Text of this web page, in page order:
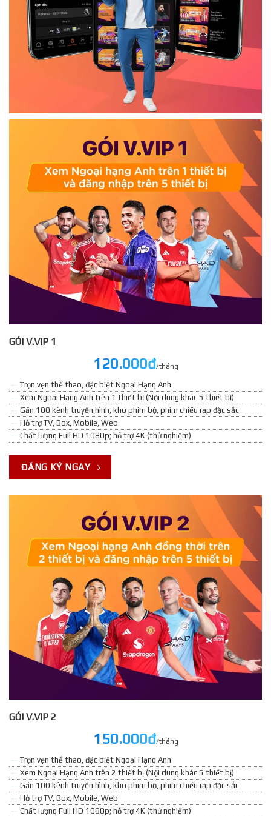
GÓI V.VIP 1
120.000đ/tháng
Trọn vẹn thể thao, đặc biệt Ngoại Hạng Anh
Xem Ngoại Hạng Anh trên 1 thiết bị (Nội dung khác 5 thiết bị)
Gần 100 kênh truyền hình, kho phim bộ, phim chiếu rạp đặc sắc
Hỗ trợ TV, Box, Mobile, Web
Chất lượng Full HD 1080p; hỗ trợ 4K (thử nghiệm)
ĐĂNG KÝ NGAY
GÓI V.VIP 2
150.000đ/tháng
Trọn vẹn thể thao, đặc biệt Ngoại Hạng Anh
Xem Ngoại Hạng Anh trên 2 thiết bị (Nội dung khác 5 thiết bị)
Gần 100 kênh truyền hình, kho phim bộ, phim chiếu rạp đặc sắc
Hỗ trợ TV, Box, Mobile, Web
Chất lượng Full HD 1080p; hỗ trợ 4K (thử nghiệm)